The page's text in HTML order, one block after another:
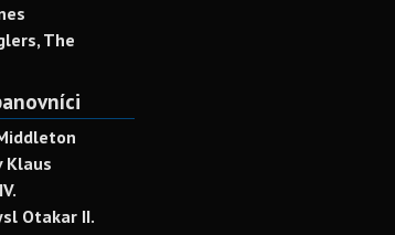
The
Klaus
Otakar II.